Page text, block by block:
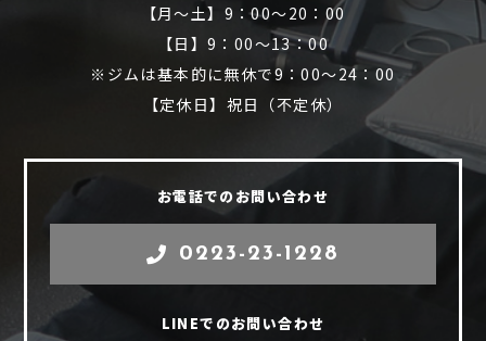
【月～土】9：00～20：00
【日】9：00～13：00
※ジムは基本的に無休で9：00～24：00
【定休日】祝日（不定休）
お電話でのお問い合わせ
0223-23-1228
LINEでのお問い合わせ